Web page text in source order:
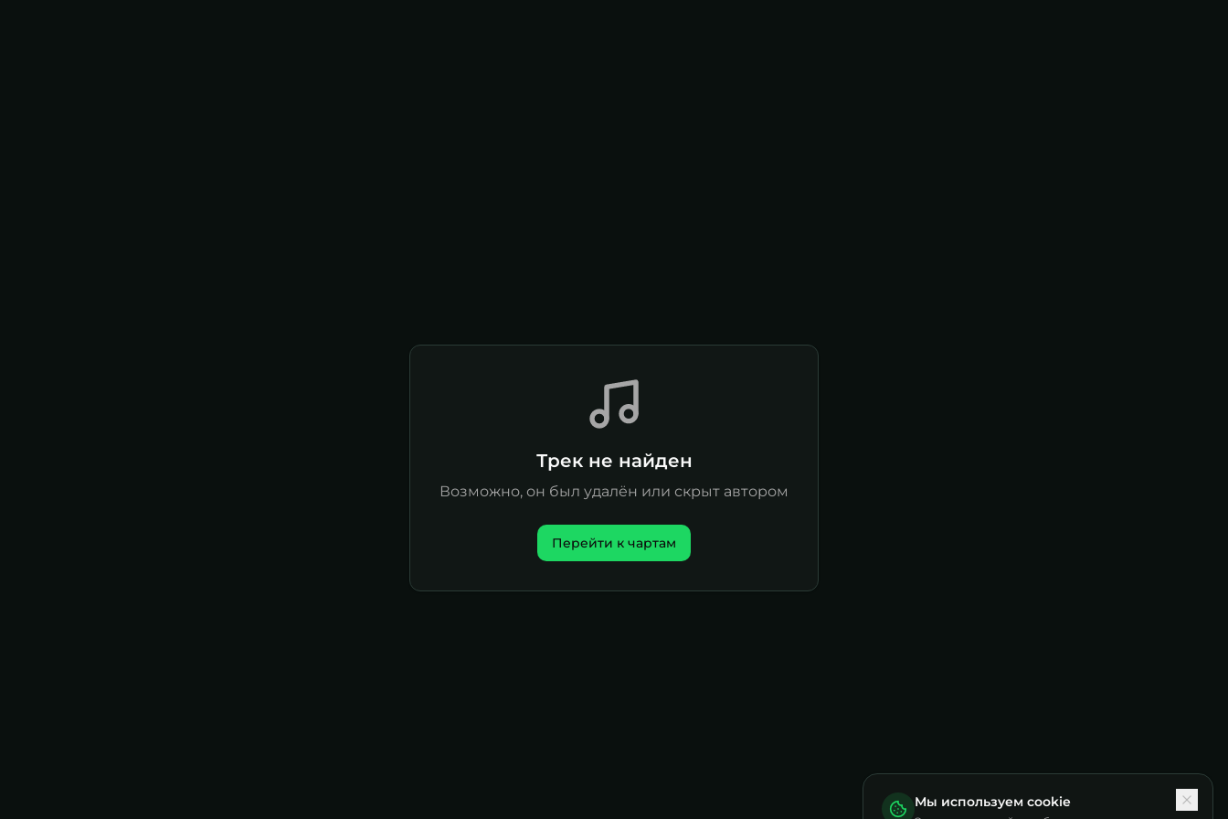
Трек не найден
Возможно, он был удалён или скрыт автором
Перейти к чартам
Мы используем cookie